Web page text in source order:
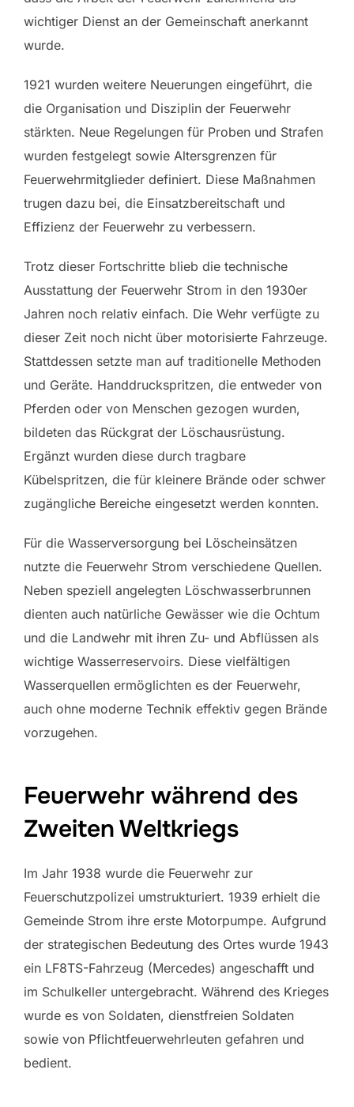
wichtiger Dienst an der Gemeinschaft anerkannt
wurde.
1921 wurden weitere Neuerungen eingeführt, die
die Organisation und Disziplin der Feuerwehr
stärkten. Neue Regelungen für Proben und Strafen
wurden festgelegt sowie Altersgrenzen für
Feuerwehrmitglieder definiert. Diese Maßnahmen
trugen dazu bei, die Einsatzbereitschaft und
Effizienz der Feuerwehr zu verbessern.
Trotz dieser Fortschritte blieb die technische
Ausstattung der Feuerwehr Strom in den 1930er
Jahren noch relativ einfach. Die Wehr verfügte zu
dieser Zeit noch nicht über motorisierte Fahrzeuge.
Stattdessen setzte man auf traditionelle Methoden
und Geräte. Handdruckspritzen, die entweder von
Pferden oder von Menschen gezogen wurden,
bildeten das Rückgrat der Löschausrüstung.
Ergänzt wurden diese durch tragbare
Kübelspritzen, die für kleinere Brände oder schwer
zugängliche Bereiche eingesetzt werden konnten.
Für die Wasserversorgung bei Löscheinsätzen
nutzte die Feuerwehr Strom verschiedene Quellen.
Neben speziell angelegten Löschwasserbrunnen
dienten auch natürliche Gewässer wie die Ochtum
und die Landwehr mit ihren Zu- und Abflüssen als
wichtige Wasserreservoirs. Diese vielfältigen
Wasserquellen ermöglichten es der Feuerwehr,
auch ohne moderne Technik effektiv gegen Brände
vorzugehen.
Feuerwehr während des
Zweiten Weltkriegs
Im Jahr 1938 wurde die Feuerwehr zur
Feuerschutzpolizei umstrukturiert. 1939 erhielt die
Gemeinde Strom ihre erste Motorpumpe. Aufgrund
der strategischen Bedeutung des Ortes wurde 1943
ein LF8TS-Fahrzeug (Mercedes) angeschafft und
im Schulkeller untergebracht. Während des Krieges
wurde es von Soldaten, dienstfreien Soldaten
sowie von Pflichtfeuerwehrleuten gefahren und
bedient.